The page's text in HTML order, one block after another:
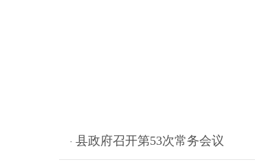
· 县政府召开第53次常务会议